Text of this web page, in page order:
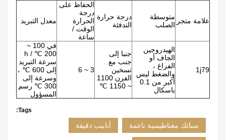
علامة متجر متوسطة
الصلب
درجة حرارة
التدفئة
الحفاظ على
درجة
الحرارة
الوقت /
ساعة
معدل التبريد
1j79
الهيدروجين
الجاف أو
الفراغ ،
والضغط ليس
أكبر من 0.1
باسكال
جنبا إلى
جنب مع
تسخين
الفرن 1100
~ 1150 ℃
3 ~ 6
في 100 ~
200 ℃ / h
سرعة التبريد
إلى 600 ℃ ،
وسرعة إلى
300 ℃ رسم
المسؤول
Tags:
سبائك مغناطيسية ناعمة أنابيب دقيقة